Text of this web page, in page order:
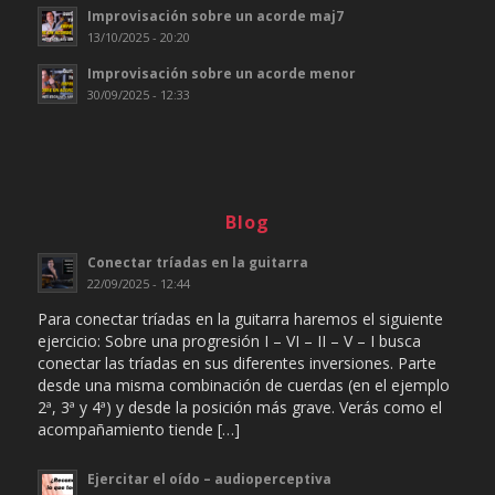
Improvisación sobre un acorde maj7
13/10/2025 - 20:20
Improvisación sobre un acorde menor
30/09/2025 - 12:33
Blog
Conectar tríadas en la guitarra
22/09/2025 - 12:44
Para conectar tríadas en la guitarra haremos el siguiente
ejercicio: Sobre una progresión I – VI – II – V – I busca
conectar las tríadas en sus diferentes inversiones. Parte
desde una misma combinación de cuerdas (en el ejemplo
2ª, 3ª y 4ª) y desde la posición más grave. Verás como el
acompañamiento tiende […]
Ejercitar el oído – audioperceptiva